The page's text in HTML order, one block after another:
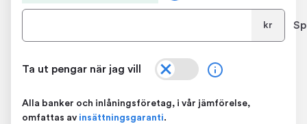
kr
Ta ut pengar när jag vill
Alla banker och inlåningsföretag, i vår jämförelse,
omfattas av insättningsgaranti.